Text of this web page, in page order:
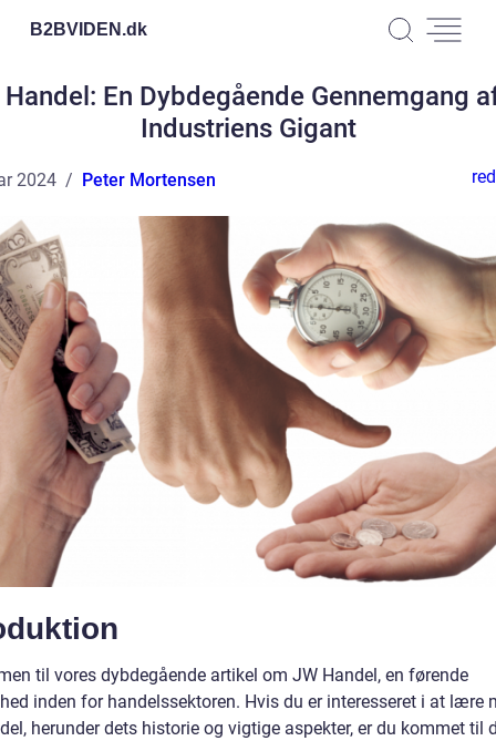
B2BVIDEN.dk
En Dybdegående Gennemgang
Industriens Gigant
2024 Peter Mortensen
til vores dybdegående artikel om JW Handel, en førende
inden for handelssektoren. Hvis du er interesseret i at lære
herunder dets historie og vigtige aspekter, er du kommet til